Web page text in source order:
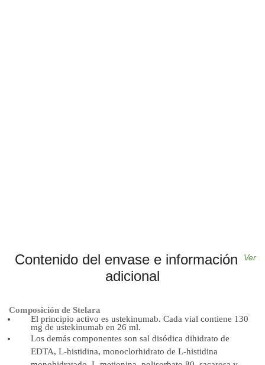
Ver
Contenido del envase e información
adicional
Composición de Stelara
El principio activo es ustekinumab. Cada vial contiene 130
mg de ustekinumab en 26 ml.
Los demás componentes son sal disódica dihidrato de
EDTA, L-histidina, monoclorhidrato de L-histidina